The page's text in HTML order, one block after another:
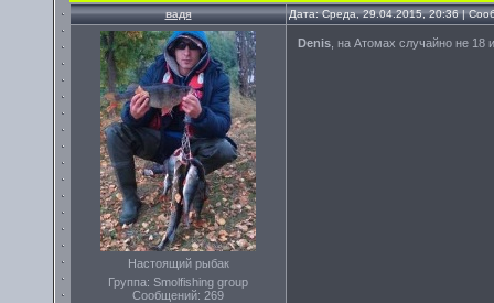
вадя Дата: Среда, 29.04.2015, 20:36 |
Настоящий рыбак
Группа: Smolfishing group
Сообщений: 269
Denis , на Атомах случайно не 18